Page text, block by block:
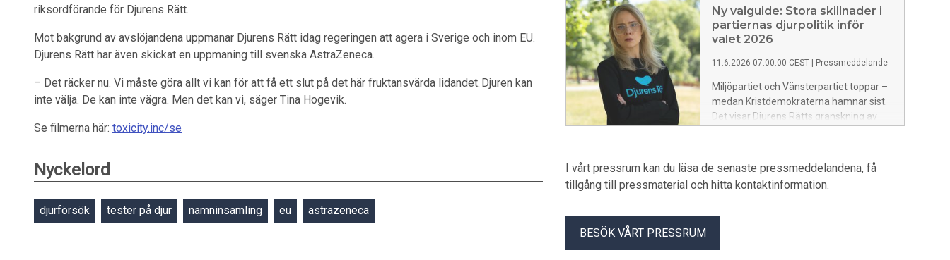
riksordförande för Djurens Rätt.
Mot bakgrund av avslöjandena uppmanar Djurens Rätt idag regeringen att agera i Sverige och inom EU.
Djurens Rätt har även skickat en uppmaning till svenska AstraZeneca.
– Det räcker nu. Vi måste göra allt vi kan för att få ett slut på det här fruktansvärda lidandet. Djuren kan
inte välja. De kan inte vägra. Men det kan vi, säger Tina Hogevik.
Se filmerna här: toxicity.inc/se
Nyckelord
djurförsök tester på djur namninsamling eu astrazeneca
uppmärksamma att det har gått fem år
sedan EU-kommissionen lovade att fasa
ut burar i djurhållningen.
Ny valguide: Stora skillnader i
partiernas djurpolitik inför
valet 2026
11.6.2026 07:00:00 CEST Pressmeddelande
Miljöpartiet och Vänsterpartiet toppar –
medan Kristdemokraterna hamnar sist.
Det visar Djurens Rätts granskning av
I vårt pressrum kan du läsa de senaste pressmeddelandena, få
tillgång till pressmaterial och hitta kontaktinformation.
BESÖK VÅRT PRESSRUM